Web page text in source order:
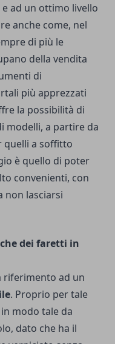
ad un ottimo livello
anche come, nel
di più le
della vendita
di
più apprezzati
la possibilità di
modelli, a partire da
quelli a soffitto
è quello di poter
convenienti, con
non lasciarsi
dei faretti in
riferimento ad un
. Proprio per tale
modo tale da
dato che ha il